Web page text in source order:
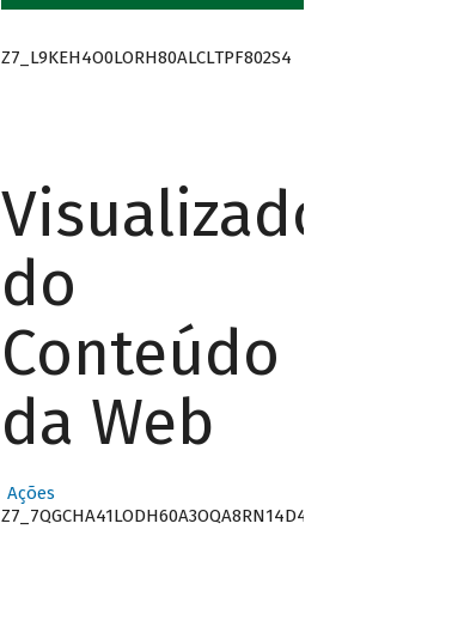
Z7_L9KEH4O0LORH80ALCLTPF802S4
Visualizador
do
Conteúdo
da Web
Ações
Z7_7QGCHA41LODH60A3OQA8RN14D4